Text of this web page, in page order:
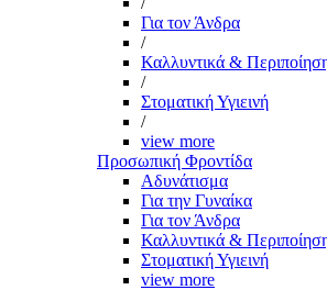
Για τον Άνδρα
/
Καλλυντικά &
/
Στοματική Υγιεινή
/
view more
Προσωπική Φροντίδα
Αδυνάτισμα
Για την Γυναίκα
Για τον Άνδρα
Καλλυντικά &
Στοματική Υγιεινή
view more